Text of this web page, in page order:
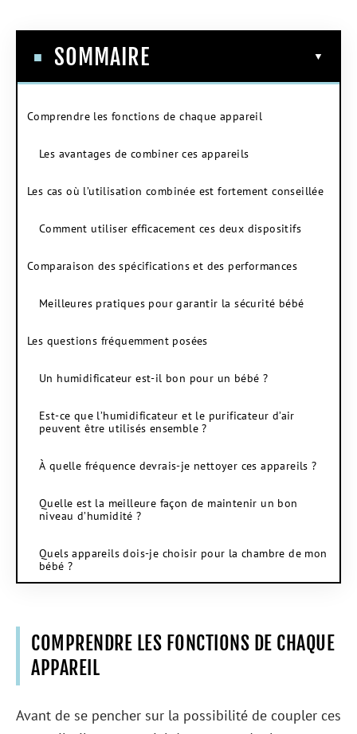
SOMMAIRE
Comprendre les fonctions de chaque appareil
Les avantages de combiner ces appareils
Les cas où l’utilisation combinée est fortement conseillée
Comment utiliser efficacement ces deux dispositifs
Comparaison des spécifications et des performances
Meilleures pratiques pour garantir la sécurité bébé
Les questions fréquemment posées
Un humidificateur est-il bon pour un bébé ?
Est-ce que l’humidificateur et le purificateur d’air
peuvent être utilisés ensemble ?
À quelle fréquence devrais-je nettoyer ces appareils ?
Quelle est la meilleure façon de maintenir un bon
niveau d’humidité ?
Quels appareils dois-je choisir pour la chambre de mon
bébé ?
COMPRENDRE LES FONCTIONS DE CHAQUE
APPAREIL
Avant de se pencher sur la possibilité de coupler ces